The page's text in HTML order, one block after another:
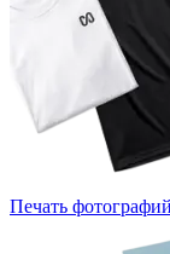
Печать фотографий